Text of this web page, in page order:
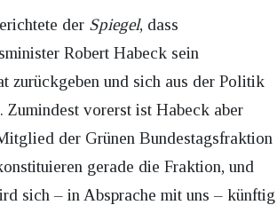
der Spiegel, dass
Robert Habeck sein
zurückgeben und sich aus der Politik
Zumindest vorerst ist Habeck aber
der Grünen Bundestagsfraktion
gerade die Fraktion, und
sich – in Absprache mit uns – künftig